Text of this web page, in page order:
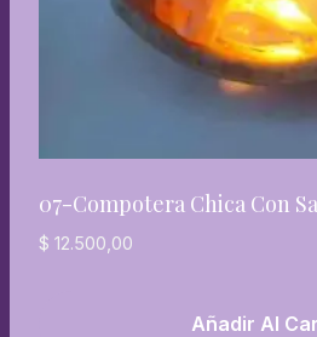
07-Compotera Chica Con
$ 12.500,00
Añadir Al